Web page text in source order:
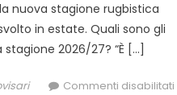
nuova stagione rugbistica
in estate. Quali sono gli
2026/27? “È […]
Commenti disabilitati